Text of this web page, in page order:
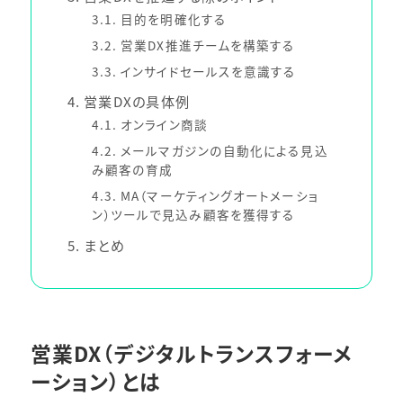
3.1
目的を明確化する
3.2 営業DX推進チームを構築する
3.3 インサイドセールスを意識する
4 営業DXの具体例
4.1 オンライン商談
4.2 メールマガジンの自動化による見込
み顧客の育成
4.3 MA（マーケティングオートメーショ
ン）ツールで見込み顧客を獲得する
5 まとめ
営業DX（デジタルトランスフォーメ
ーション）とは